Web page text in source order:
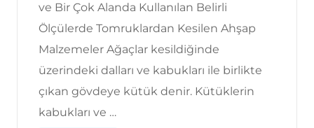
ve Bir Çok Alanda Kullanılan Belirli
Ölçülerde Tomruklardan Kesilen Ahşap
Malzemeler Ağaçlar kesildiğinde
üzerindeki dalları ve kabukları ile birlikte
çıkan gövdeye kütük denir. Kütüklerin
kabukları ve …